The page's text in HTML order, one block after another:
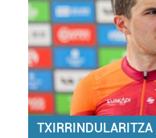
TXIRRINDULARITZA